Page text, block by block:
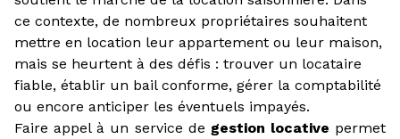
ce contexte, de nombreux propriétaires souhaitent
mettre en location leur appartement ou leur maison,
mais se heurtent à des défis : trouver un locataire
fiable, établir un bail conforme, gérer la comptabilité
ou encore anticiper les éventuels impayés.
Faire appel à un service de gestion locative permet